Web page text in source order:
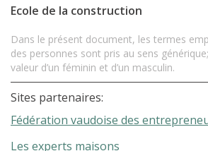
Ecole de la construction
Dans le présent document, les termes
des personnes sont pris au sens
valeur d’un féminin et d’un masculin.
Sites partenaires:
Fédération vaudoise des
Les experts maisons